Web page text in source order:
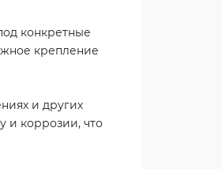
конкретные
крепление
и других
и коррозии, что